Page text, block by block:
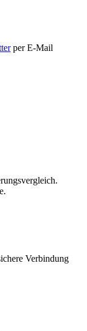
per E-Mail
Verbindung